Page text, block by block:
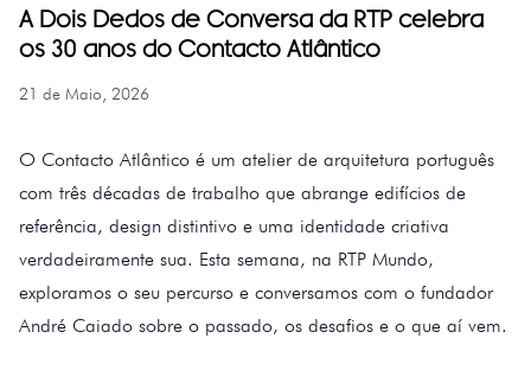
A Dois Dedos de Conversa da RTP celebra
os 30 anos do Contacto Atlântico
21 de Maio, 2026
O Contacto Atlântico é um atelier de arquitetura português
com três décadas de trabalho que abrange edifícios de
referência, design distintivo e uma identidade criativa
verdadeiramente sua. Esta semana, na RTP Mundo,
exploramos o seu percurso e conversamos com o fundador
André Caiado sobre o passado, os desafios e o que aí vem.